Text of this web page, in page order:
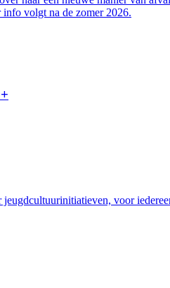
volgt na de zomer 2026.
voor